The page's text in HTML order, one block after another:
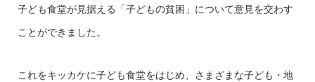
子ども食堂が見据える「子どもの貧困」について意見を交わす
ことができました。
これをキッカケに子ども食堂をはじめ、さまざまな子ども・地